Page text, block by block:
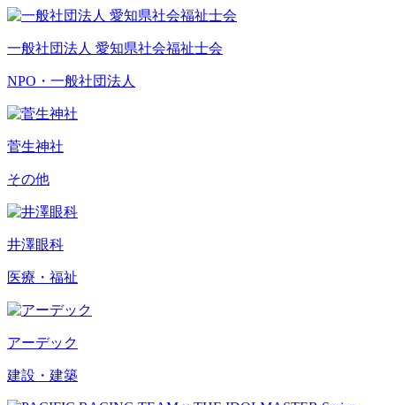
一般社団法人 愛知県社会福祉士会
NPO・一般社団法人
菅生神社
その他
井澤眼科
医療・福祉
アーデック
建設・建築